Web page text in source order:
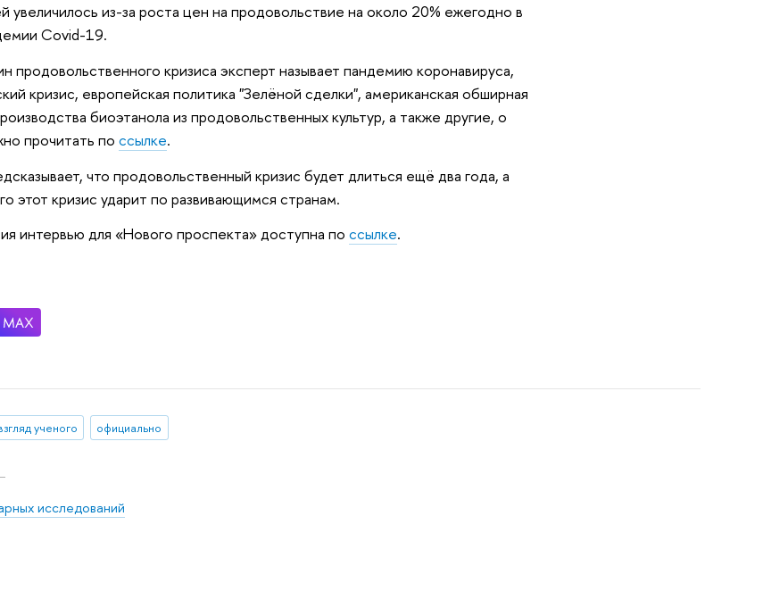
увеличилось из-за роста цен на продовольствие на около 20% ежегодно в
Covid-19.
продовольственного кризиса эксперт называет пандемию коронавируса,
кризис, европейская политика "Зелёной сделки", американская обширная
биоэтанола из продовольственных культур, а также другие, о
прочитать поссылке.
что продовольственный кризис будет длиться ещё два года, а
этот кризис ударит по развивающимся странам.
интервью для «Нового проспекта» доступна поссылке.
ученого официально
исследований